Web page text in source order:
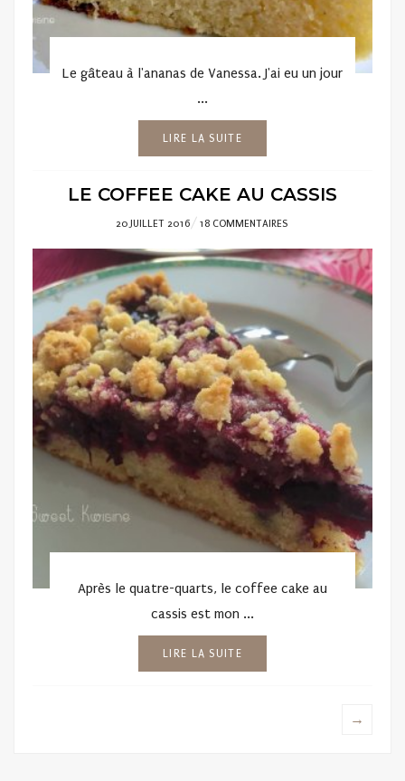
Le gâteau à l'ananas de Vanessa. J'ai eu un jour
...
LIRE LA SUITE
LE COFFEE CAKE AU CASSIS
POSTED
ON
20 JUILLET 2016 18 COMMENTAIRES
Après le quatre-quarts, le coffee cake au
cassis est mon ...
LIRE LA SUITE
→